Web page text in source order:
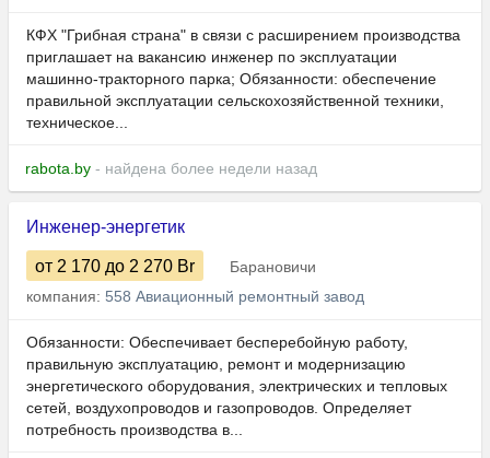
КФХ "Грибная страна" в связи с расширением производства
приглашает на вакансию инженер по эксплуатации
машинно-тракторного парка; Обязанности: обеспечение
правильной эксплуатации сельскохозяйственной техники,
техническое...
rabota.by - найдена более недели назад
Инженер-энергетик
от 2 170 до 2 270 Br
Барановичи
компания: 558 Авиационный ремонтный завод
Обязанности: Обеспечивает бесперебойную работу,
правильную эксплуатацию, ремонт и модернизацию
энергетического оборудования, электрических и тепловых
сетей, воздухопроводов и газопроводов. Определяет
потребность производства в...